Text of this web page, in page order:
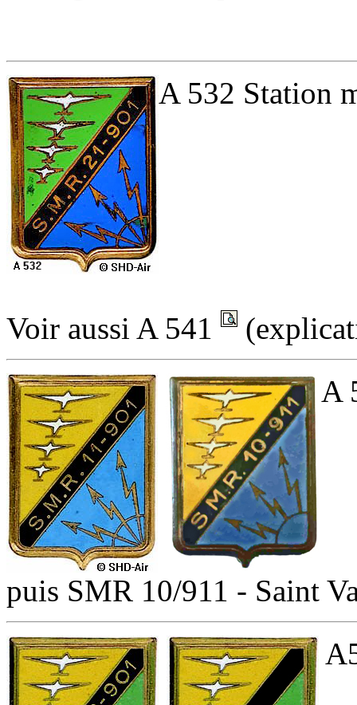
A 532 Station
Voir aussi A 541
A
puis SMR 10/911 - Saint